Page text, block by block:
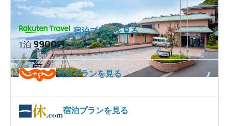
1泊 9900円～
宿泊プランを見る
宿泊プランを見る
宿泊プランを見る